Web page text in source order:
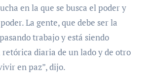
en la que se busca el poder y
La gente, que debe ser la
trabajo y está siendo
retórica diaria de un lado y de otro
en paz”, dijo.